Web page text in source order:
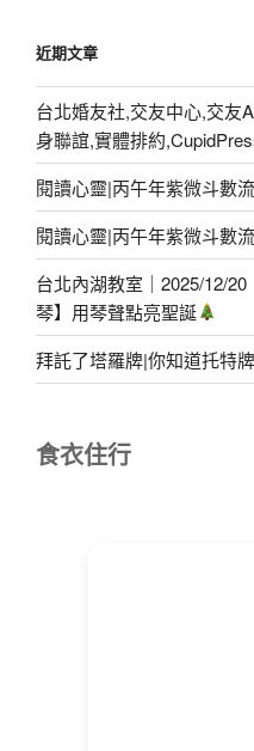
近期文章
台北婚友社,交友中心,交友
身聯誼,實體排約
閱讀心靈|丙午年紫微斗數
閱讀心靈|丙午年紫微斗數
台北內湖教室｜2025/12/
琴】用琴聲點亮聖誕
拜託了塔羅牌|你知道托特
食衣住行